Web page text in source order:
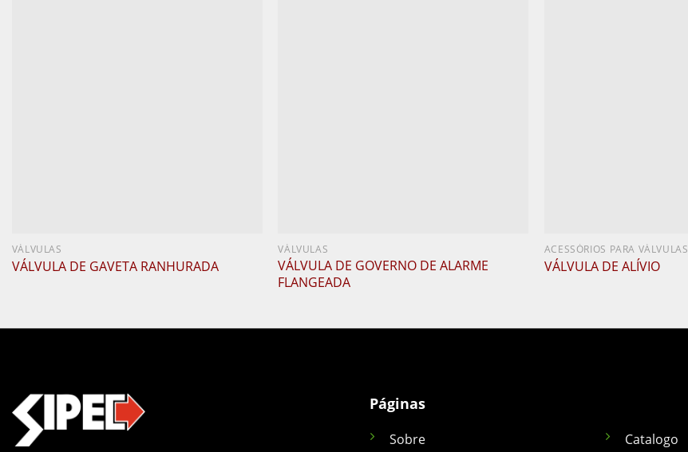
VÁLVULAS
VÁLVULA DE GAVETA RANHURADA
VÁLVULAS
VÁLVULA DE GOVERNO DE ALARME
FLANGEADA
ACESSÓRIOS PARA VÁLVULAS
VÁLVULA DE ALÍVIO
Páginas
Sobre Catalogo